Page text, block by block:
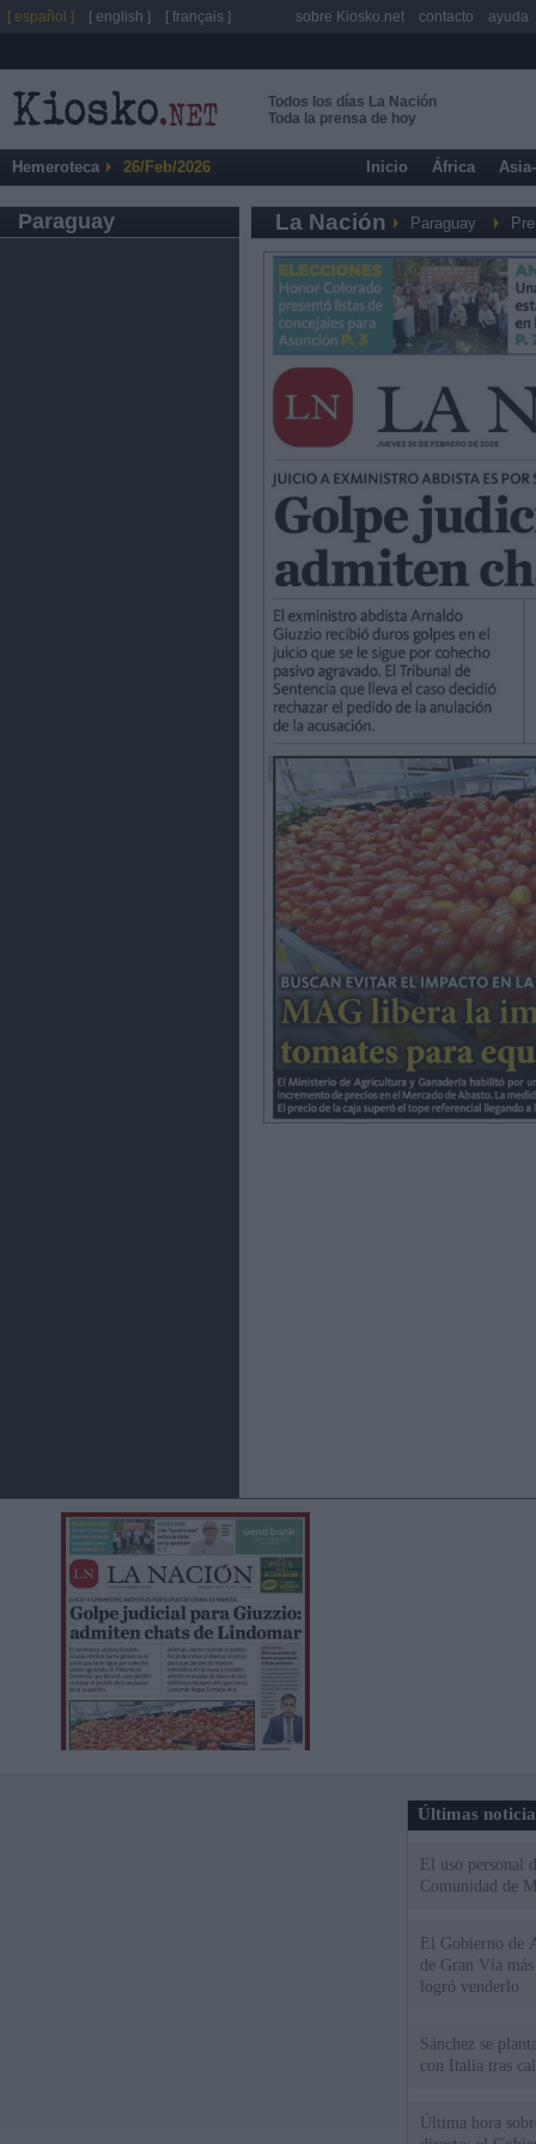
Todos los días La Nación
Toda la prensa de hoy
Hemeroteca 26/Feb/2026 Inicio África
Paraguay La Nación Paraguay
Últimas
El uso personal
Comunidad de
El Gobierno de
de Gran Vía
logró venderlo
Sánchez se
con Italia tras
Última hora
[ español ] [ english ] [ français ] sobre Kiosko.net contacto ayuda